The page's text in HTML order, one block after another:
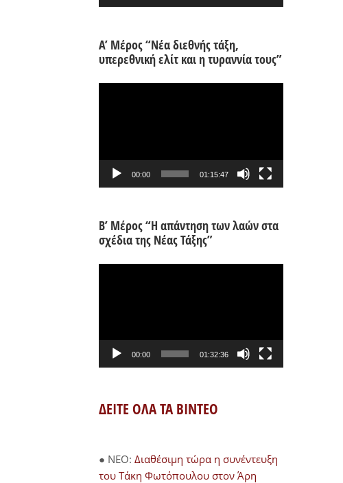
Α’ Μέρος “Νέα διεθνής τάξη,
υπερεθνική ελίτ και η τυραννία τους”
00:00 01:15:47
Β’ Μέρος “Η απάντηση των λαών στα
σχέδια της Νέας Τάξης”
00:00 01:32:36
ΔΕΙΤΕ ΟΛΑ ΤΑ ΒΙΝΤΕΟ
● NEO: Διαθέσιμη τώρα η συνέντευξη
του Τάκη Φωτόπουλου στον Άρη